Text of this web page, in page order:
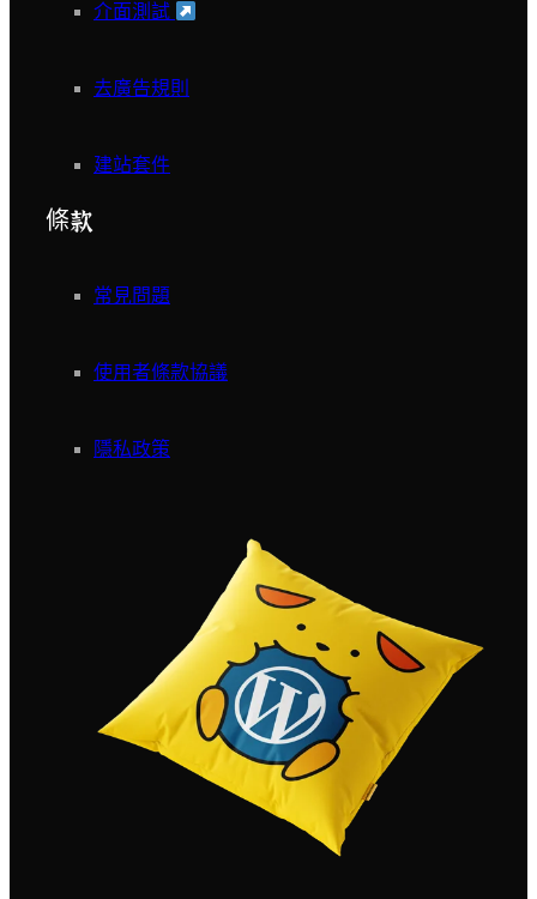
介面測試
去廣告規則
建站套件
條款
常見問題
使用者條款協議
隱私政策